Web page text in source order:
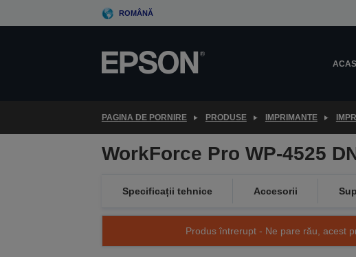
to
ROMÂNĂ
PAGINA DE PORNIRE PRODUSE IMPRIMANTE
WorkForce Pro WP-4525
Specificații tehnice Accesorii
Produs întrerupt - Ne pare rău, acest